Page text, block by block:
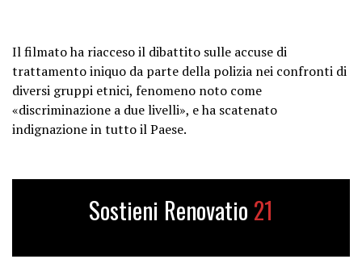
Il filmato ha riacceso il dibattito sulle accuse di
trattamento iniquo da parte della polizia nei confronti di
diversi gruppi etnici, fenomeno noto come
«discriminazione a due livelli», e ha scatenato
indignazione in tutto il Paese.
Sostieni Renovatio 21